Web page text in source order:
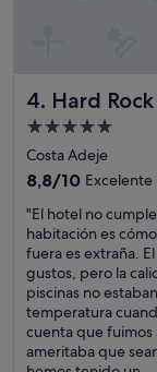
4. Hard
Hard Rock
Alojamiento
de
5.0 estrellas
Costa Adeje
8.8
10,
Excelente,
(1.009 comentarios)
8,8/10 Excelente
"
E
l
h
o
t
e
l
"El hotel no
habitación es
fuera es extraña.
gustos, pero la
piscinas no
temperatura
cuenta que fuimos
ameritaba que